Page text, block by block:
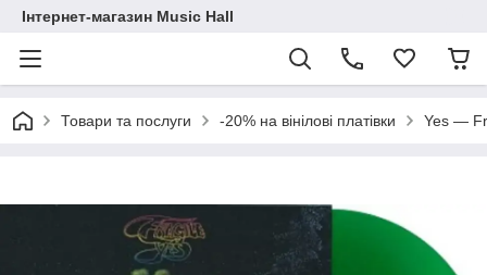
Інтернет-магазин Music Hall
Товари та послуги -20% на вінілові платівки Yes —